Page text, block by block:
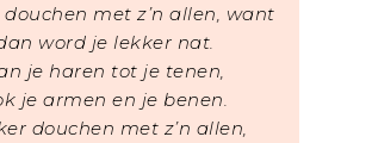
douchen met z’n allen, want
word je lekker nat.
je haren tot je tenen,
je armen en je benen.
douchen met z’n allen,